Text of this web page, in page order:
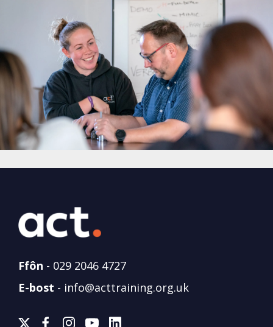
Ffôn - 029 2046 4727
E-bost - info@acttraining.org.uk